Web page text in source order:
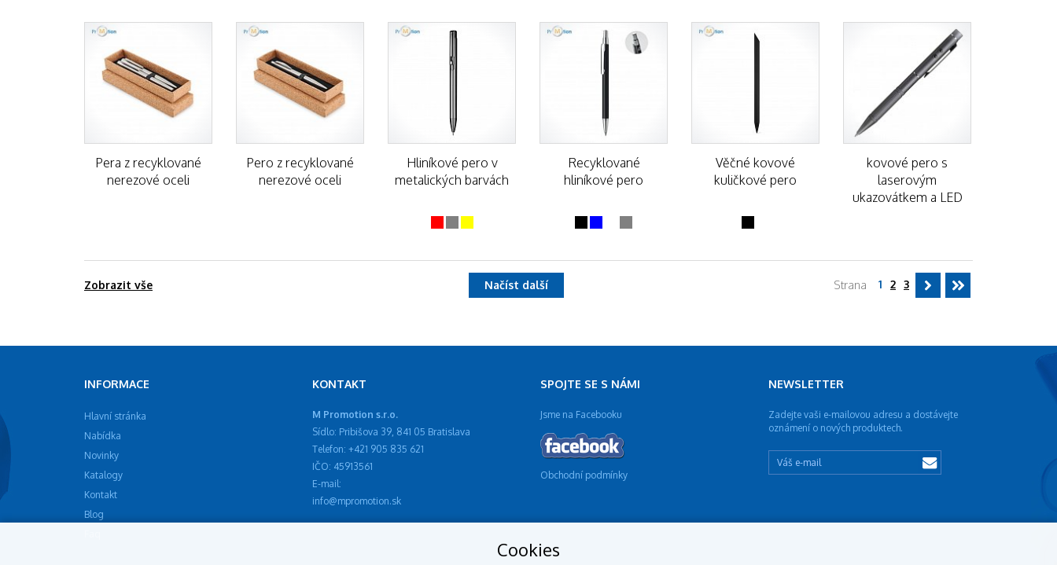
Pera z recyklované
nerezové oceli
Pero z recyklované
nerezové oceli
Hliníkové pero v
metalických barvách
Recyklované
hliníkové pero
Věčné kovové
kuličkové pero
kovové pero s
laserovým
ukazovátkem a LED
Zobrazit vše Načíst další 1 2 3
Strana
INFORMACE
Hlavní stránka
Nabídka
Novinky
Katalogy
Kontakt
Blog
KONTAKT
M Promotion s.r.o.
Sídlo: Pribišova 39, 841 05 Bratislava
Telefon: +421 905 835 621
IČO: 45913561
E-mail:
info@mpromotion.sk
SPOJTE SE S NÁMI
Jsme na Facebooku
Obchodní podmínky
NEWSLETTER
Zadejte vaši e-mailovou adresu a dostávejte
oznámení o nových produktech.
Cookies